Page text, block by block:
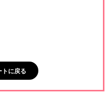
トに戻る